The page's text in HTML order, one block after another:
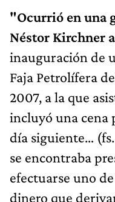
"Ocurrió en una
Néstor Kirchner
inauguración de
Faja Petrolífera
2007, a la que
incluyó una cena
día siguiente…
se encontraba
efectuarse uno
dinero que